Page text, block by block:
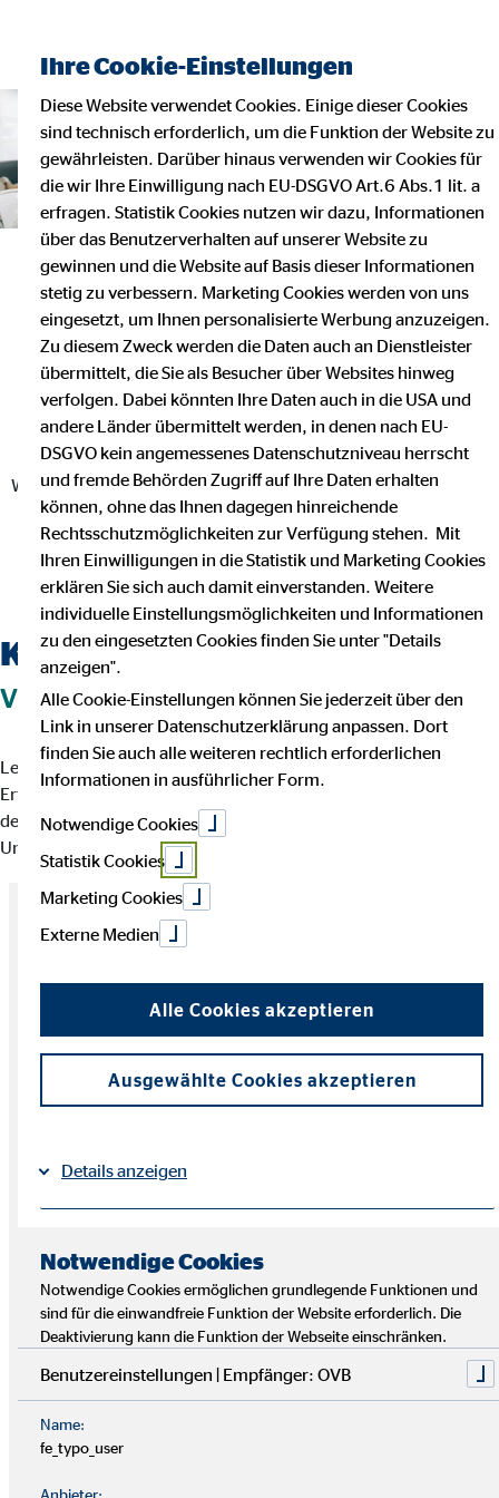
Finanzberater*in bei OVB werden
BEI UNS LANDEST DU NICHT AUF DER ERSATZBANK -
SONDERN MITTEN IM SPIEL!
Egal ob du als Quereinsteiger*in, im Nebenberuf, zum
Berufseinstieg oder als Branchenprofi starten möchtest – bei
uns findest du deinen Platz.Als OVB Finanzberater*in erlebst
du Flexibilität, attraktive Vergütung und klare Karrierewege.
Werde Teil unseres Teams von über 1.295 Finanzexpert*innen
in ganz Deutschland und begleite über 612.982 Kund*innen
auf dem Weg zur finanziellen Sicherheit. Mit Empathie und
umfassender Expertise helfen wir Menschen, ihre Wünsche,
Träume und Ziele zu verwirklichen.
Komm in unser Team!
VON DER ERSATZBANK AUFS SPIELFELD!
Lerne unser Team kennen und entdecke, wie wir zusammen
Erfolge erzielen. Bei uns bist du Teil eines dynamischen Teams, in
dem Zusammenarbeit, Engagement und gegenseitige
Unterstützung jeden Tag spürbar sind.
Gute Gründe für einen Karrierestart
bei uns!
Ihre Cookie-Einstellungen
Diese Website verwendet Cookies. Einige dieser Cookies
sind technisch erforderlich, um die Funktion der Website zu
gewährleisten. Darüber hinaus verwenden wir Cookies für
die wir Ihre Einwilligung nach EU-DSGVO Art.6 Abs.1 lit. a
erfragen. Statistik Cookies nutzen wir dazu, Informationen
über das Benutzerverhalten auf unserer Website zu
gewinnen und die Website auf Basis dieser Informationen
stetig zu verbessern. Marketing Cookies werden von uns
eingesetzt, um Ihnen personalisierte Werbung anzuzeigen.
Zu diesem Zweck werden die Daten auch an Dienstleister
übermittelt, die Sie als Besucher über Websites hinweg
verfolgen. Dabei könnten Ihre Daten auch in die USA und
andere Länder übermittelt werden, in denen nach EU-
DSGVO kein angemessenes Datenschutzniveau herrscht
und fremde Behörden Zugriff auf Ihre Daten erhalten
können, ohne das Ihnen dagegen hinreichende
Rechtsschutzmöglichkeiten zur Verfügung stehen. Mit
Ihren Einwilligungen in die Statistik und Marketing Cookies
erklären Sie sich auch damit einverstanden. Weitere
individuelle Einstellungsmöglichkeiten und Informationen
zu den eingesetzten Cookies finden Sie unter "Details
anzeigen".
Alle Cookie-Einstellungen können Sie jederzeit über den
Link in unserer Datenschutzerklärung anpassen. Dort
finden Sie auch alle weiteren rechtlich erforderlichen
Informationen in ausführlicher Form.
Notwendige Cookies
Statistik Cookies
Marketing Cookies
Externe Medien
Alle Cookies akzeptieren
Ausgewählte Cookies akzeptieren
Details anzeigen
Notwendige Cookies
Notwendige Cookies ermöglichen grundlegende Funktionen und
sind für die einwandfreie Funktion der Website erforderlich. Die
Deaktivierung kann die Funktion der Webseite einschränken.
Benutzereinstellungen | Empfänger: OVB
Name:
fe_typo_user
Anbieter: